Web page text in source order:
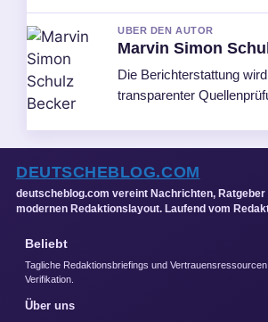
UBER DEN AUTOR
Marvin Simon
Die Berichterstattung
transparenter
DEUTSCHEBLOG.COM
deutscheblog.com vereint Nachrichten, Ratgeber
modernen Redaktionslayout. Laufend vom
Beliebt
Tagliche Redaktionsbriefings und
Verifikation.
Über uns